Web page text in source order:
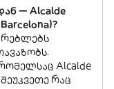
— Alcalde
Alcalde
რაც